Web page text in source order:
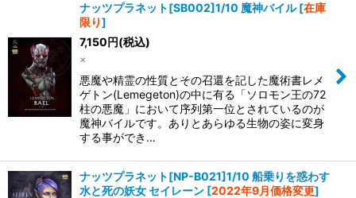
ナッツプラネット[SB002]1/10 魔神バイル [在庫
限り]
7,150円(税込)
×
悪魔や精霊の性質とその召還を記した魔術書レメ
ゲトン(Lemegeton)の中に有る「ソロモン王の72
柱の悪魔」において序列第一位とされているのが
魔神バイルです。ありとあらゆる生物の姿に変身
する事ができ…
ナッツプラネット[NP-B021]1/10 船乗りを惑わす
水と死の妖女 セイレーン [2022年9月価格変更]